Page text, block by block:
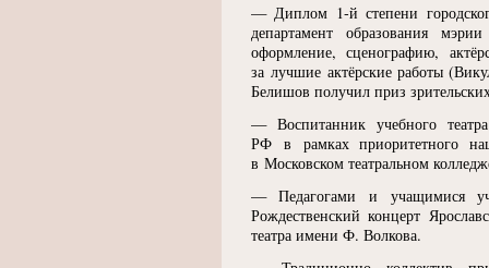
— Диплом 1-й степени
департамент образования
оформление, сценографию,
за лучшие актёрские работы (
Белишов получил приз
— Воспитанник учебного театра
РФ в рамках приоритетного
в Московском театральном
— Педагогами и учащимися
Рождественский концерт
театра имени Ф. Волкова.